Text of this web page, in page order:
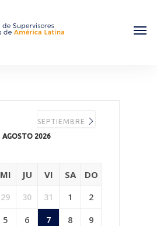
AGOSTO 2026
SEPTIEMBRE
MI JU VI SA DO
29 30 31 1 2
5 6 7 8 9